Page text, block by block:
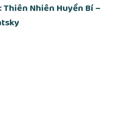
Nhiên Huyền Bí –